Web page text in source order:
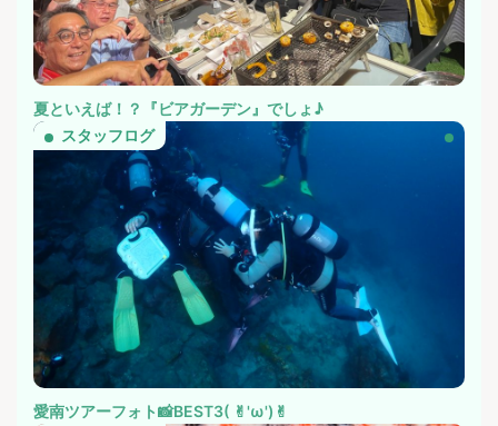
夏といえば！？『ビアガーデン』でしょ♪
スタッフログ
愛南ツアーフォト📸BEST3( ✌︎'ω')✌︎